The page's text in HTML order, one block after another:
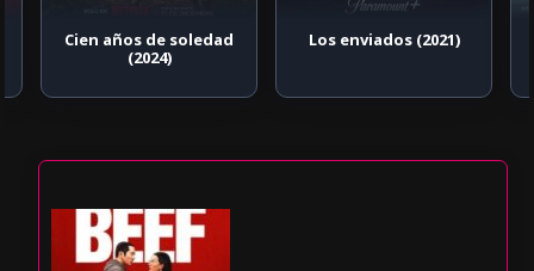
Cien años de soledad
(2024)
Los enviados (2021)